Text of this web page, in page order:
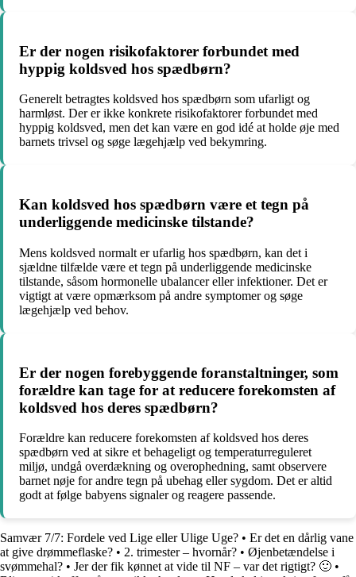
Er der nogen risikofaktorer forbundet med
hyppig koldsved hos spædbørn?
Generelt betragtes koldsved hos spædbørn som ufarligt og
harmløst. Der er ikke konkrete risikofaktorer forbundet med
hyppig koldsved, men det kan være en god idé at holde øje med
barnets trivsel og søge lægehjælp ved bekymring.
Kan koldsved hos spædbørn være et tegn på
underliggende medicinske tilstande?
Mens koldsved normalt er ufarlig hos spædbørn, kan det i
sjældne tilfælde være et tegn på underliggende medicinske
tilstande, såsom hormonelle ubalancer eller infektioner. Det er
vigtigt at være opmærksom på andre symptomer og søge
lægehjælp ved behov.
Er der nogen forebyggende foranstaltninger, som
forældre kan tage for at reducere forekomsten af
koldsved hos deres spædbørn?
Forældre kan reducere forekomsten af koldsved hos deres
spædbørn ved at sikre et behageligt og temperaturreguleret
miljø, undgå overdækning og overophedning, samt observere
barnet nøje for andre tegn på ubehag eller sygdom. Det er altid
godt at følge babyens signaler og reagere passende.
Samvær 7/7: Fordele ved Lige eller Ulige Uge? • Er det en dårlig vane
at give drømmeflaske? • 2. trimester – hvornår? • Øjenbetændelse i
svømmehal? • Jer der fik kønnet at vide til NF – var det rigtigt? 🙂 •